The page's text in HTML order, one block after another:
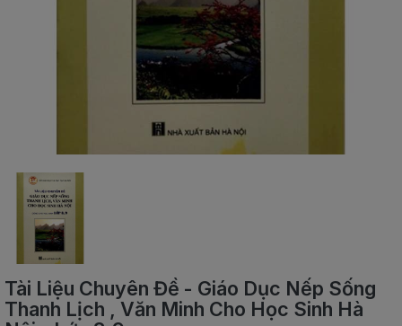
NGOẠI
NGỮ
VPP
-
DÙNG
SINH
Tài Liệu Chuyên Đề - Giáo Dục Nếp Sống
Thanh Lịch , Văn Minh Cho Học Sinh Hà